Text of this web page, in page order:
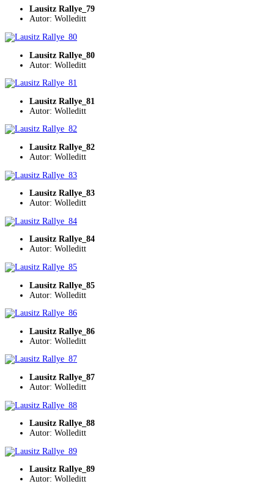
Lausitz Rallye_79
Autor: Wolleditt
Lausitz Rallye_80
Autor: Wolleditt
Lausitz Rallye_81
Autor: Wolleditt
Lausitz Rallye_82
Autor: Wolleditt
Lausitz Rallye_83
Autor: Wolleditt
Lausitz Rallye_84
Autor: Wolleditt
Lausitz Rallye_85
Autor: Wolleditt
Lausitz Rallye_86
Autor: Wolleditt
Lausitz Rallye_87
Autor: Wolleditt
Lausitz Rallye_88
Autor: Wolleditt
Lausitz Rallye_89
Autor: Wolleditt